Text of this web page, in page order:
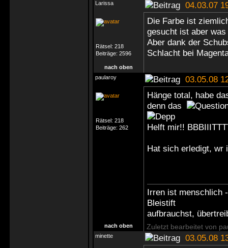
Larissa 04.03.07
Rätsel: 218
Beiträge: 2596
Die Farbe ist
gesucht ist aber
Aber dank der
Schlacht bei
nach oben
paularoy
03.05.08
Rätsel: 218
Beiträge: 262
Hänge total, habe
denn das
Helft mir!!
Hat sich erledigt, wr
Irren ist menschlich
Bleistift
aufbrauchst,
nach oben Zuletzt bearbeitet von
minette 03.05.08